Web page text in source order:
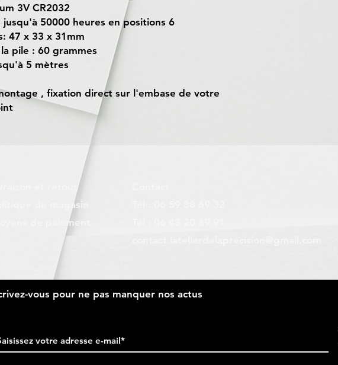
3V CR2032
jusqu'à 50000 heures en positions 6
47 x 33 x 31mm
pile : 60 grammes
5 mètres
, fixation direct sur l'embase de votre
du magasin
de paiement
vous pour ne pas manquer nos actus